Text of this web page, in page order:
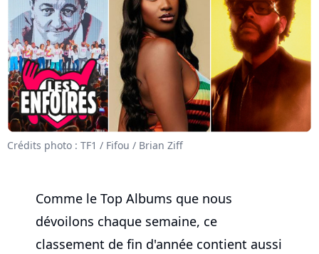
Crédits photo : TF1 / Fifou / Brian Ziff
Comme le Top Albums que nous
dévoilons chaque semaine, ce
classement de fin d'année contient aussi